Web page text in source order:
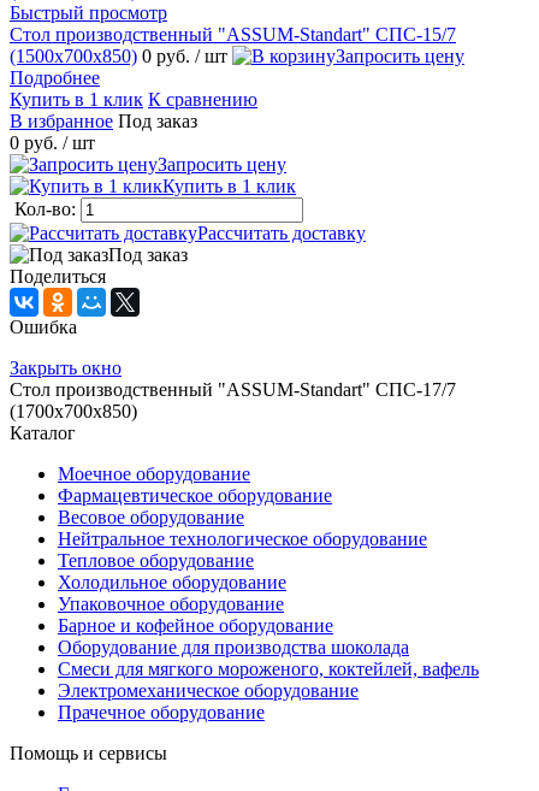
Быстрый просмотр
Стол производственный "ASSUM-Standart" СПС-15/7
(1500х700х850) 0 руб. / шт
Запросить цену
Подробнее
Купить в 1 клик К сравнению
В избранное Под заказ
0 руб. / шт
Запросить цену
Купить в 1 клик
Кол-во:
Рассчитать доставку
Под заказ
Поделиться
Ошибка
Закрыть окно
Стол производственный "ASSUM-Standart" СПС-17/7
(1700х700х850)
Каталог
Моечное оборудование
Фармацевтическое оборудование
Весовое оборудование
Нейтральное технологическое оборудование
Тепловое оборудование
Холодильное оборудование
Упаковочное оборудование
Барное и кофейное оборудование
Оборудование для производства шоколада
Смеси для мягкого мороженого, коктейлей, вафель
Электромеханическое оборудование
Прачечное оборудование
Помощь и сервисы